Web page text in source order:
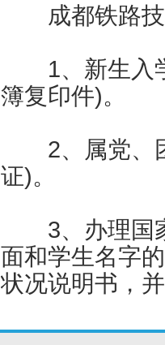
成都铁路技
1、新生入学
簿复印件)。
2、属党、团
证)。
3、办理国家
面和学生名字
状况说明书，